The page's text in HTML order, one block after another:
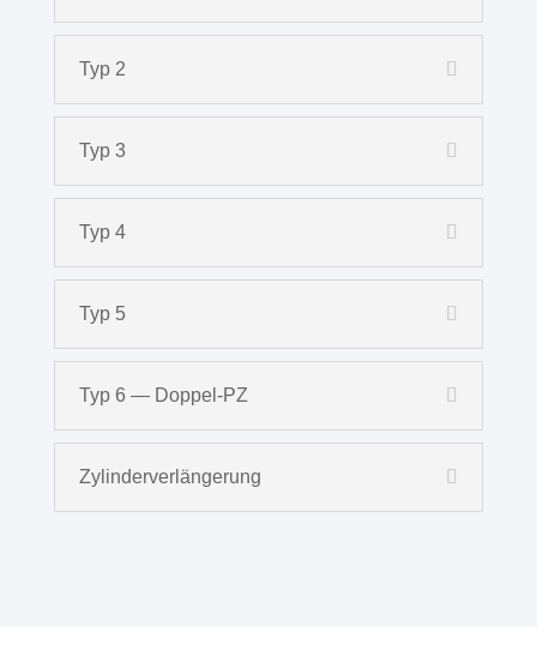
Typ 2
Typ 3
Typ 4
Typ 5
Typ 6 — Doppel-PZ
Zylinderverlängerung